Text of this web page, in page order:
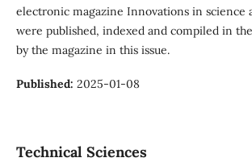
electronic magazine Innovations in science
were published, indexed and compiled in
by the magazine in this issue.
Published: 2025-01-08
Technical Sciences